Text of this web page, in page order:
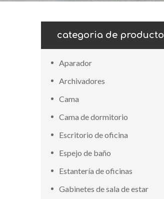
categoria de producto
Aparador
Archivadores
Cama
Cama de dormitorio
Escritorio de oficina
Espejo de baño
Estantería de oficinas
Gabinetes de sala de estar